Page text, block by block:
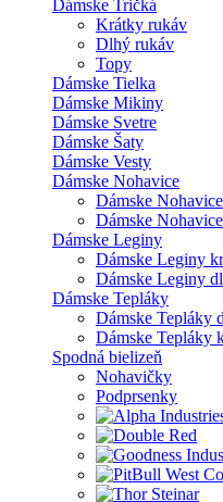
Dámske Tričká
Krátky rukáv
Dlhý rukáv
Topy
Dámske Tielka
Dámske Mikiny
Dámske Svetre
Dámske Šaty
Dámske Vesty
Dámske Nohavice
Dámske
Dámske
Dámske Leginy
Dámske Leginy
Dámske Leginy
Dámske Tepláky
Dámske Tepláky
Dámske Tepláky
Spodná bielizeň
Nohavičky
Podprsenky